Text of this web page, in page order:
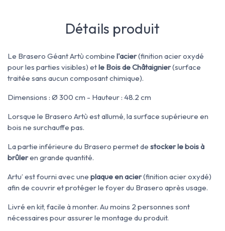
Détails produit
Le Brasero Géant Artù combine l'acier(finition acier oxydé
pour les parties visibles) etle Bois de Châtaignier(surface
traitée sans aucun composant chimique).
Dimensions : Ø 300 cm - Hauteur : 48.2 cm
Lorsque le Brasero Artù est allumé, la surface supérieure en
bois ne surchauffe pas.
La partie inférieure du Brasero permet de stocker le bois à
brûleren grande quantité.
Artu’ est fourni avec une plaque en acier(finition acier oxydé)
afin de couvrir et protéger le foyer du Brasero après usage.
Livré en kit, facile à monter. Au moins 2 personnes sont
nécessaires pour assurer le montage du produit.